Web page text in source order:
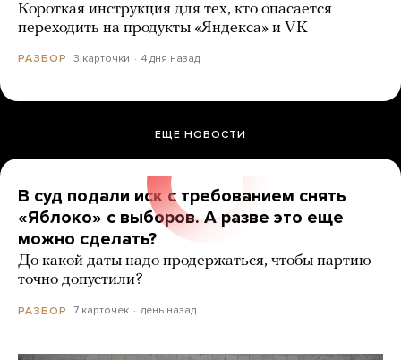
Короткая инструкция для тех, кто опасается
переходить на продукты «Яндекса» и VK
РАЗБОР 3 карточки 4 дня назад
ЕЩЕ НОВОСТИ
В суд подали иск с требованием снять
«Яблоко» с выборов. А разве это еще
можно сделать?
До какой даты надо продержаться, чтобы партию
точно допустили?
РАЗБОР 7 карточек день назад